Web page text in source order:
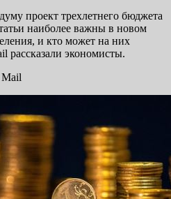
проект трехлетнего бюджета
наиболее важны в новом
и кто может на них
рассказали экономисты.